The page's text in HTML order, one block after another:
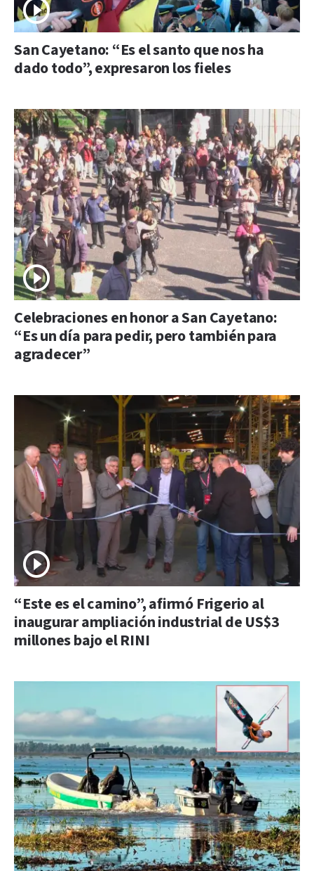
San Cayetano: “Es el santo que nos ha
dado todo”, expresaron los fieles
Celebraciones en honor a San Cayetano:
“Es un día para pedir, pero también para
agradecer”
“Este es el camino”, afirmó Frigerio al
inaugurar ampliación industrial de US$3
millones bajo el RINI